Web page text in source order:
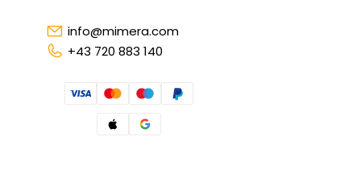
info@mimera.com
+43 720 883 140